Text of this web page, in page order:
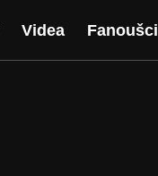
Videa Fanoušci